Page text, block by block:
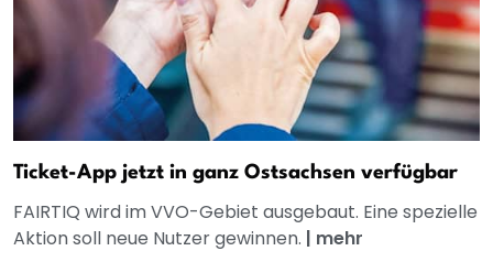
Ticket-App jetzt in ganz Ostsachsen verfügbar
FAIRTIQ wird im VVO-Gebiet ausgebaut. Eine spezielle
Aktion soll neue Nutzer gewinnen. | mehr